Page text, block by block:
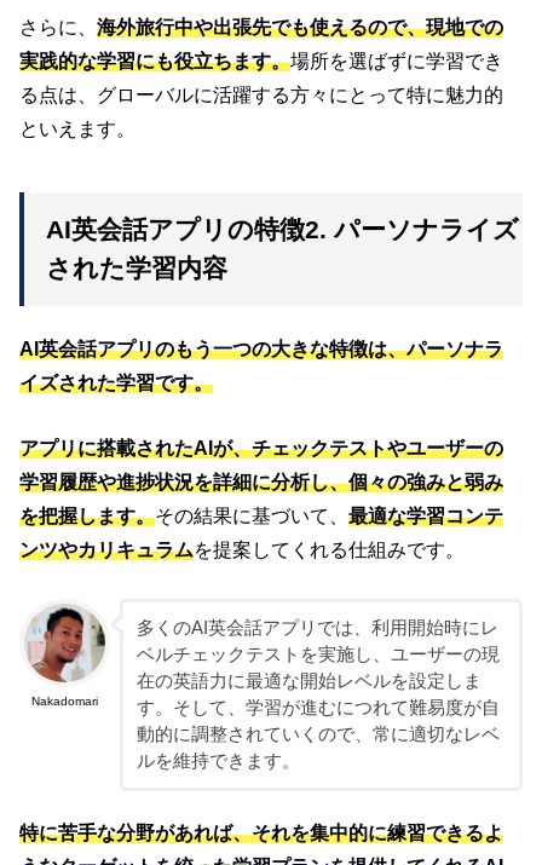
さらに、海外旅行中や出張先でも使えるので、現地での
実践的な学習にも役立ちます。場所を選ばずに学習でき
る点は、グローバルに活躍する方々にとって特に魅力的
といえます。
AI英会話アプリの特徴2. パーソナライズ
された学習内容
AI英会話アプリのもう一つの大きな特徴は、パーソナラ
イズされた学習です。
アプリに搭載されたAIが、チェックテストやユーザーの
学習履歴や進捗状況を詳細に分析し、個々の強みと弱み
を把握します。その結果に基づいて、最適な学習コンテ
ンツやカリキュラムを提案してくれる仕組みです。
Nakadomari
多くのAI英会話アプリでは、利用開始時にレ
ベルチェックテストを実施し、ユーザーの現
在の英語力に最適な開始レベルを設定しま
す。そして、学習が進むにつれて難易度が自
動的に調整されていくので、常に適切なレベ
ルを維持できます。
特に苦手な分野があれば、それを集中的に練習できるよ